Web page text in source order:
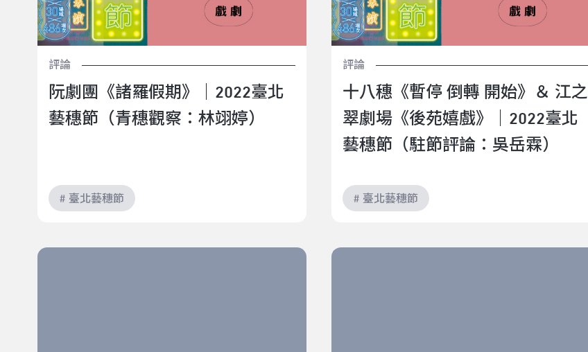
評論
阮劇團《諸羅假期》｜2022臺北
藝穗節（青穗觀察：林翊婷）
# 臺北藝穗節
評論
十八穗《暫停 倒轉 開始》＆ 江之
翠劇場《後苑嬉戲》｜2022臺北
藝穗節（駐節評論：吳岳霖）
# 臺北藝穗節
白鹿迷路《夢拾夜—成癮100》｜2022臺北藝穗節（青
民生社《Double》｜2022臺北藝穗節（駐節評論：郭